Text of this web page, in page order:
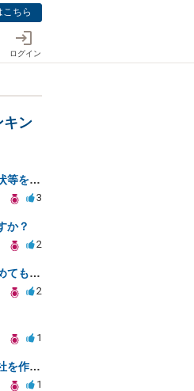
ちら
ログイン
キン
親に変わって交渉したいが委任状等を作って大丈夫ですか？
3
か？
2
借りてる土地なら動物の骨を埋めても大丈夫ですか？
2
1
住宅用で貸した土地に無断で会社を作られた。
1